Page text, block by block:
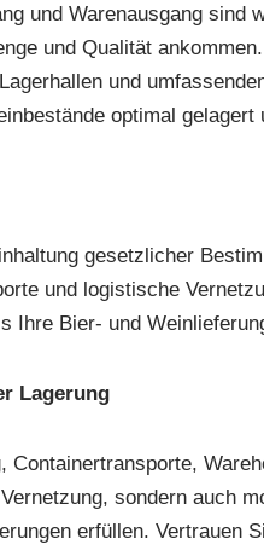
und Warenausgang
und Qualität
und
optimal gelagert
gesetzlicher
und logistische
Ihre Bier- und
Lagerung
sondern auch
erfüllen.